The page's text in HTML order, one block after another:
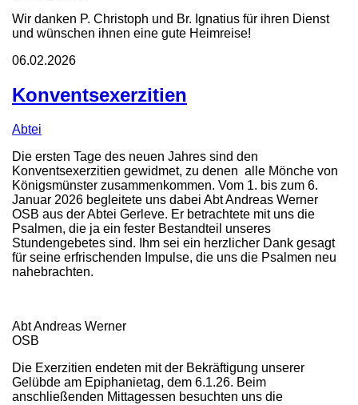
Wir danken P. Christoph und Br. Ignatius für ihren Dienst
und wünschen ihnen eine gute Heimreise!
06.02.2026
Konventsexerzitien
Abtei
Die ersten Tage des neuen Jahres sind den
Konventsexerzitien gewidmet, zu denen alle Mönche von
Königsmünster zusammenkommen. Vom 1. bis zum 6.
Januar 2026 begleitete uns dabei Abt Andreas Werner
OSB aus der Abtei Gerleve. Er betrachtete mit uns die
Psalmen, die ja ein fester Bestandteil unseres
Stundengebetes sind. Ihm sei ein herzlicher Dank gesagt
für seine erfrischenden Impulse, die uns die Psalmen neu
nahebrachten.
Abt Andreas Werner
OSB
Die Exerzitien endeten mit der Bekräftigung unserer
Gelübde am Epiphanietag, dem 6.1.26. Beim
anschließenden Mittagessen besuchten uns die